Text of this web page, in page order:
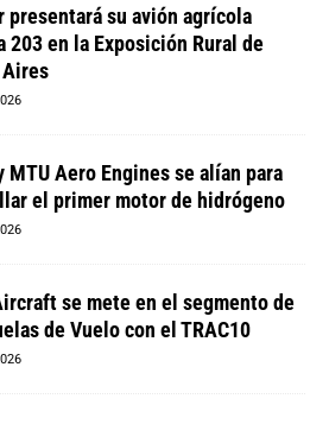
presentará su avión agrícola
203 en la Exposición Rural de
Aires
MTU Aero Engines se alían para
el primer motor de hidrógeno
se mete en el segmento de
de Vuelo con el TRAC10